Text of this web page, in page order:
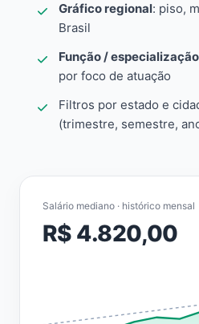
Gráfico regional: piso,
Brasil
Função / especialização
por foco de atuação
Filtros por estado e
(trimestre, semestre,
Salário mediano · histórico mensal
R$ 4.820,00